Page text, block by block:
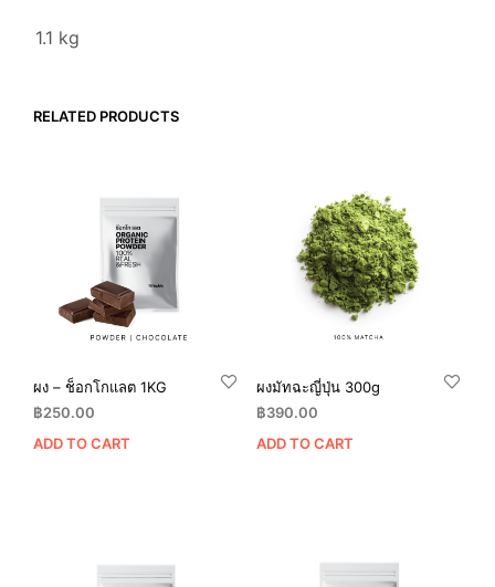
1.1 kg
RELATED PRODUCTS
ผง – ช็อกโกแลต 1KG
฿250.00
ADD TO CART
ผงมัทฉะญี่ปุ่น 300g
฿390.00
ADD TO CART